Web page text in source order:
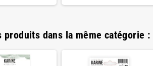
produits dans la même catégorie :